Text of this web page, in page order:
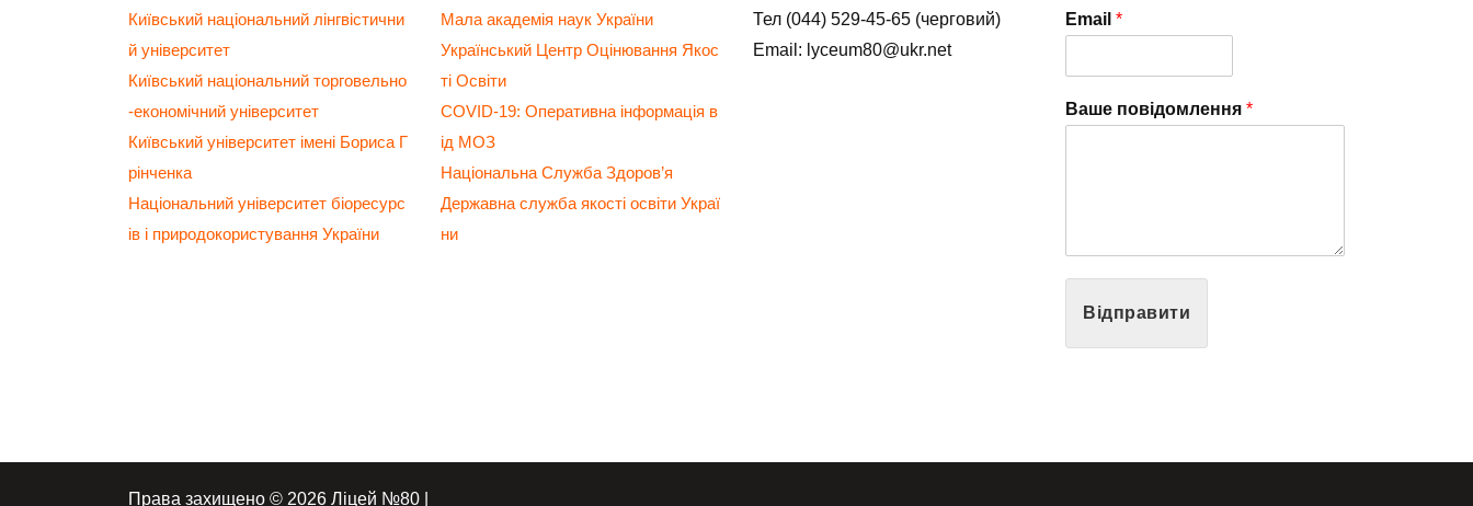
Київський національний лінгвістични
й університет
Київський національний торговельно
-економічний університет
Київський університет імені Бориса Г
рінченка
Національний університет біоресурс
ів і природокористування України
Мала академія наук України
Український Центр Оцінювання Якос
ті Освіти
COVID-19: Оперативна інформація в
ід МОЗ
Національна Служба Здоров’я
Державна служба якості освіти Украї
ни
Тел (044) 529-45-65 (черговий)
Email: lyceum80@ukr.net
Email *
Ваше повідомлення *
Відправити
Права захищено © 2026 Ліцей №80 |